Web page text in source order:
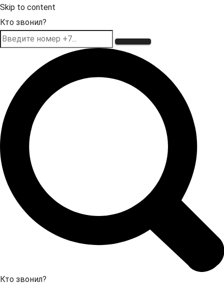
Skip to content
Кто звонил?
Кто звонил?